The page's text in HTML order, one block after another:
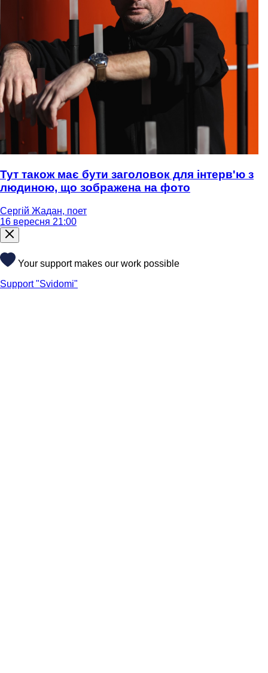
Тут також має бути заголовок для інтерв'ю з
людиною, що зображена на фото
Сергій Жадан, поет
16 вересня 21:00
Your support makes our work possible
Support "Svidomi"